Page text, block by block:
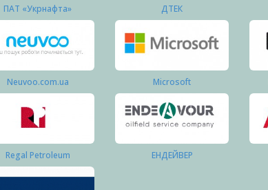
ПАТ «Укрнафта» ДТЕК
Neuvoo.com.ua Microsoft
Regal Petroleum ЕНДЕЙВЕР